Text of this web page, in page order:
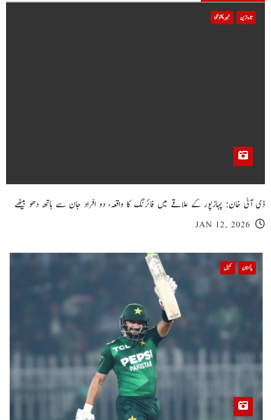
تازہ ترین خیبر پختونخوا
ڈی آئی خان: پہاڑپور کے علاقے میں فائرنگ کا واقعہ، دو افراد جان سے ہاتھ دھو بیٹھے
JAN 12, 2026
پاکستان کھیل